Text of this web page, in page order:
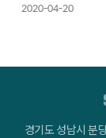
2020-04-20
경기도 성남시 분